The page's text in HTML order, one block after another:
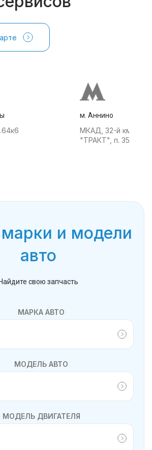
м. Аннино
МКАД, 32-й км, АТК
"ТРАКТ", п. 35
и модели
авто
Найдите свою запчасть
МАРКА АВТО
МОДЕЛЬ АВТО
МОДЕЛЬ ДВИГАТЕЛЯ